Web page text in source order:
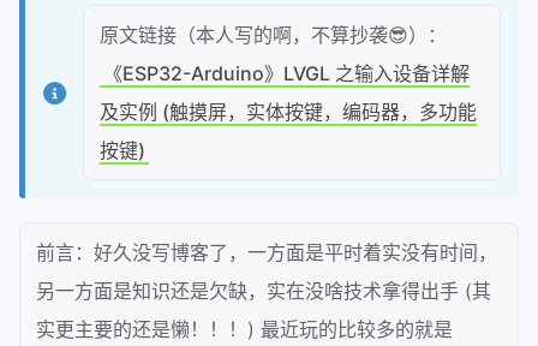
原文链接（本人写的啊，不算抄袭😎）：
《ESP32-Arduino》LVGL 之输入设备详解
及实例 (触摸屏，实体按键，编码器，多功能
按键)
前言：好久没写博客了，一方面是平时着实没有时间，
另一方面是知识还是欠缺，实在没啥技术拿得出手 (其
实更主要的还是懒！！！) 最近玩的比较多的就是